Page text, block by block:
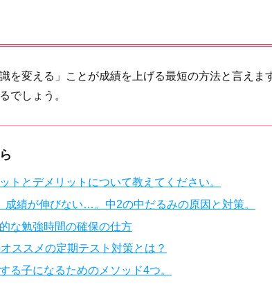
を変える」ことが成績を上げる最短の方法と言えま
でしょう。
トとデメリットについて教えてください。
績が伸びない…。中2の中だるみの原因と対策。
な勉強時間の確保の仕方
ススメの定期テスト対策とは？
る子になるためのメソッド4つ。